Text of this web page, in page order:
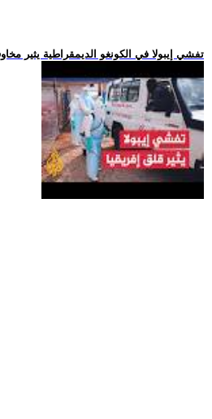
.. تفشي إيبولا في الكونغو الديمقراطية يثير